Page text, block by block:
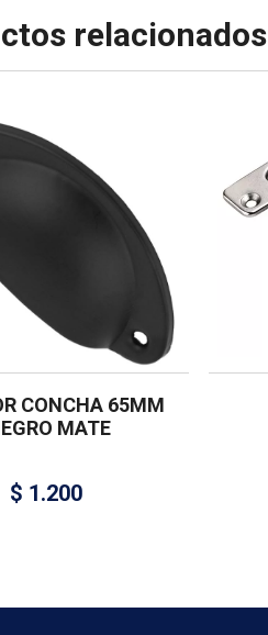
relacionados
CONCHA 65MM
MATE
$ 1.200